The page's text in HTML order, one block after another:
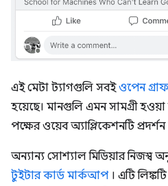
এই মেটা ট্যাগগুলি সবইওপেন
হয়েছে। মানগুলি এমন সামগ্রী
পক্ষের ওয়েব অ্যাপ্লিকেশনটি
অন্যান্য সোশ্যাল মিডিয়ার নিজস্ব
টুইটার কার্ড মার্কআপ। এটি